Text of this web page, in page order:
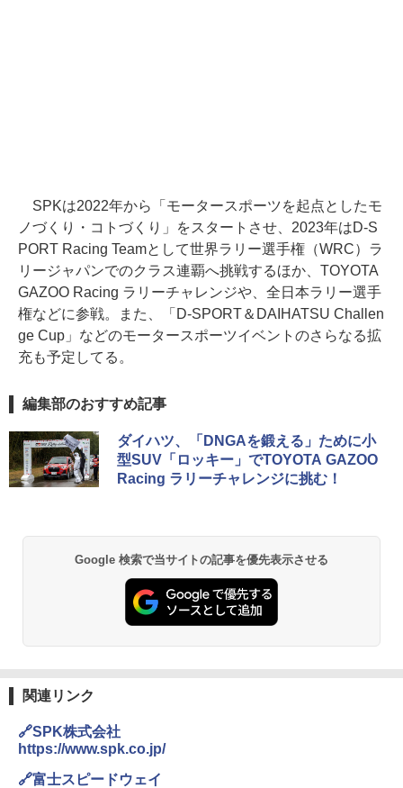
SPKは2022年から「モータースポーツを起点としたモ
ノづくり・コトづくり」をスタートさせ、2023年はD-S
PORT Racing Teamとして世界ラリー選手権（WRC）ラ
リージャパンでのクラス連覇へ挑戦するほか、TOYOTA
GAZOO Racing ラリーチャレンジや、全日本ラリー選手
権などに参戦。また、「D-SPORT＆DAIHATSU Challen
ge Cup」などのモータースポーツイベントのさらなる拡
充も予定してる。
編集部のおすすめ記事
ダイハツ、「DNGAを鍛える」ために小
型SUV「ロッキー」でTOYOTA GAZOO
Racing ラリーチャレンジに挑む！
Google 検索で当サイトの記事を優先表示させる
関連リンク
🔗SPK株式会社
https://www.spk.co.jp/
🔗富士スピードウェイ